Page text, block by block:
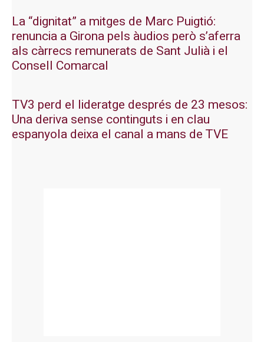
La “dignitat” a mitges de Marc Puigtió:
renuncia a Girona pels àudios però s’aferra
als càrrecs remunerats de Sant Julià i el
Consell Comarcal
TV3 perd el lideratge després de 23 mesos:
Una deriva sense continguts i en clau
espanyola deixa el canal a mans de TVE